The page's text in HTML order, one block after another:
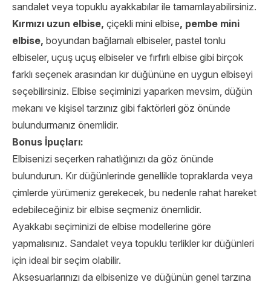
sandalet veya topuklu ayakkabılar ile tamamlayabilirsiniz.
Kırmızı uzun elbise, çiçekli mini elbise, pembe mini
elbise, boyundan bağlamalı elbiseler, pastel tonlu
elbiseler, uçuş uçuş elbiseler ve fırfırlı elbise gibi birçok
farklı seçenek arasından kır düğününe en uygun elbiseyi
seçebilirsiniz. Elbise seçiminizi yaparken mevsim, düğün
mekanı ve kişisel tarzınız gibi faktörleri göz önünde
bulundurmanız önemlidir.
Bonus İpuçları:
Elbisenizi seçerken rahatlığınızı da göz önünde
bulundurun. Kır düğünlerinde genellikle topraklarda veya
çimlerde yürümeniz gerekecek, bu nedenle rahat hareket
edebileceğiniz bir elbise seçmeniz önemlidir.
Ayakkabı seçiminizi de elbise modellerine göre
yapmalısınız. Sandalet veya topuklu terlikler kır düğünleri
için ideal bir seçim olabilir.
Aksesuarlarınızı da elbisenize ve düğünün genel tarzına